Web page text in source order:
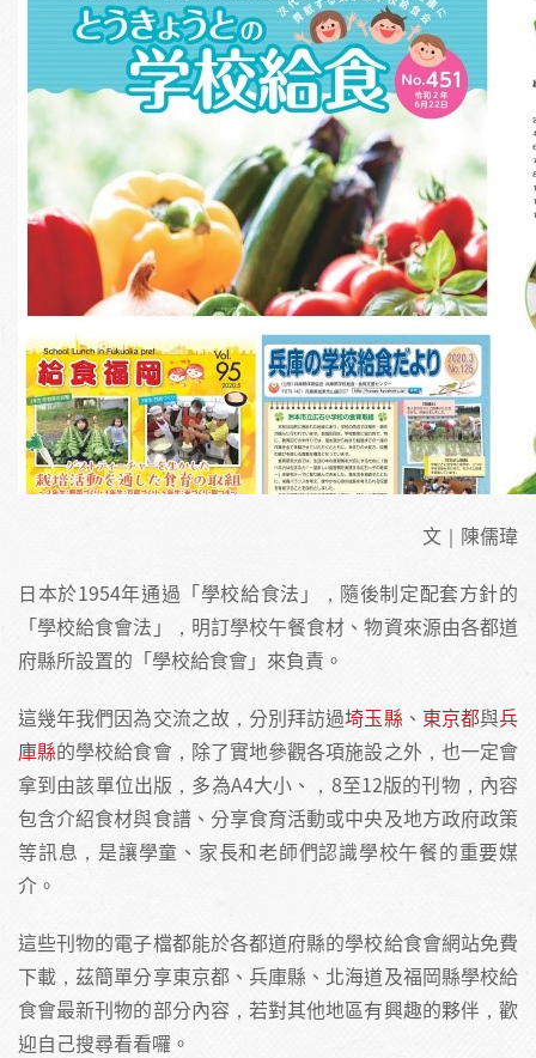
文｜陳儒瑋
日本於1954年通過「學校給食法」，隨後制定配套方針的
「學校給食會法」，明訂學校午餐食材、物資來源由各都道
府縣所設置的「學校給食會」來負責。
這幾年我們因為交流之故，分別拜訪過埼玉縣 、 東京都與兵
庫縣的學校給食會，除了實地參觀各項施設之外，也一定會
拿到由該單位出版，多為A4大小、，8至12版的刊物，內容
包含介紹食材與食譜、分享食育活動或中央及地方政府政策
等訊息，是讓學童、家長和老師們認識學校午餐的重要媒
介。
這些刊物的電子檔都能於各都道府縣的學校給食會網站免費
下載，茲簡單分享東京都、兵庫縣、北海道及福岡縣學校給
食會最新刊物的部分內容，若對其他地區有興趣的夥伴，歡
迎自己搜尋看看囉。